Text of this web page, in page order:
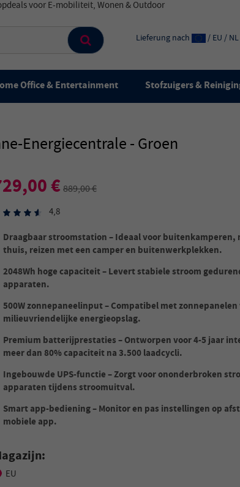
Lieferung nach / EU /
Office & Entertainment Stofzuigers &
Energiecentrale - Groen
€889,00 €
4,8
Draagbaar stroomstation – Ideaal voor
thuis, reizen met een camper en buitenwerkplekken.
2048Wh hoge capaciteit – Levert stabiele stroom
apparaten.
500W zonnepaneelinput – Compatibel met
milieuvriendelijke energieopslag.
Premium batterijprestaties – Ontworpen voor 4-5 jaar
meer dan 80% capaciteit na 3.500 laadcycli.
Ingebouwde UPS-functie – Zorgt voor ononderbroken
apparaten tijdens stroomuitval.
Smart app-bediening – Monitor en pas instellingen op
mobiele app.
EU